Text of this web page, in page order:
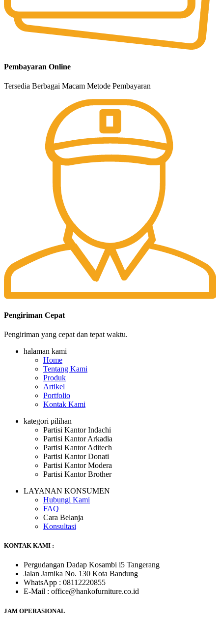
Pembayaran Online
Tersedia Berbagai Macam Metode Pembayaran
Pengiriman Cepat
Pengiriman yang cepat dan tepat waktu.
halaman kami
Home
Tentang Kami
Produk
Artikel
Portfolio
Kontak Kami
kategori pilihan
Partisi Kantor Indachi
Partisi Kantor Arkadia
Partisi Kantor Aditech
Partisi Kantor Donati
Partisi Kantor Modera
Partisi Kantor Brother
LAYANAN KONSUMEN
Hubungi Kami
FAQ
Cara Belanja
Konsultasi
KONTAK KAMI :
Pergudangan Dadap Kosambi i5 Tangerang
Jalan Jamika No. 130 Kota Bandung
WhatsApp : 08112220855
E-Mail : office@hankofurniture.co.id
JAM OPERASIONAL